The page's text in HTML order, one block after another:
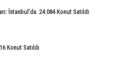
İstanbul’da 24.084 Konut Satıldı
Konut Satıldı